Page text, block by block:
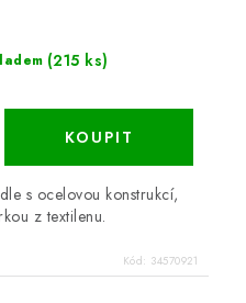
(215 ks)
s ocelovou konstrukcí,
z textilenu.
Kód: 34570921